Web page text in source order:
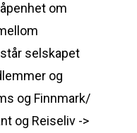
om
selskapet
og
og Finnmark/
og Reiseliv ->